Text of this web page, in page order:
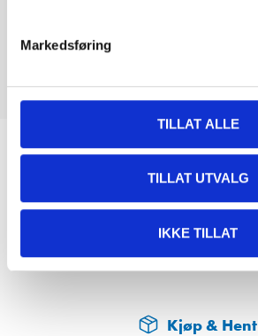
Markedsføring
TILLAT ALLE
TILLAT UTVALG
IKKE TILLAT
Biltemakortet
DEL OPP DIN BETALING
Kjøp & Hent